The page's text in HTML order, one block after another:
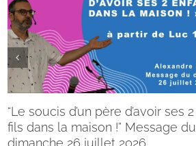
“Le soucis d’un père d’avoir ses 2
fils dans la maison !” Message du